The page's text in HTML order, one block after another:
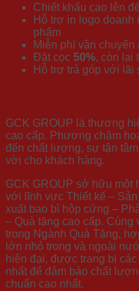
Chiết khấu cao lên
Hỗ trợ in logo
phẩm
Miễn phí vận chuyển
Đặt cọc 50%, còn lại
Hỗ trợ trả góp với lãi
GCK GROUP là thương
cao cấp. Phương châm
đến chất lượng, sự tận
vời cho khách hàng.
GCK GROUP sở hữu một
với lĩnh vực Thiết kế –
xuất bao bì hộp cứng –
– Quà tặng cao cấp.
trong Ngành Quà Tặng,
lớn nhỏ trong và ngoài
hiện đại, được trang bị
nhất để đảm bảo chất
chuẩn cao nhất.